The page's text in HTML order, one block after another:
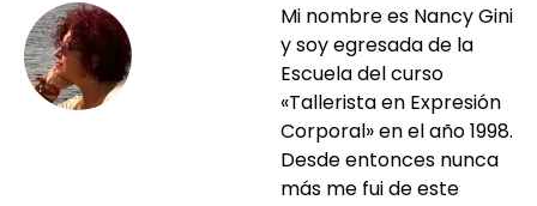
Mi nombre es Nancy Gini
y soy egresada de la
Escuela del curso
«Tallerista en Expresión
Corporal» en el año 1998.
Desde entonces nunca
más me fui de este